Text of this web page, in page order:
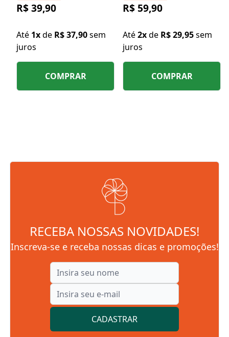
R$ 39,90
Até 1xde R$ 37,90sem
juros
COMPRAR
R$ 59,90
Até2xde R$ 29,95sem
juros
COMPRAR
RECEBA NOSSAS NOVIDADES!
Inscreva-se e receba nossas dicas e promoções!
CADASTRAR